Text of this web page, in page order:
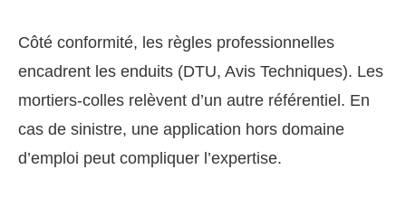
Côté conformité, les règles professionnelles
encadrent les enduits (DTU, Avis Techniques). Les
mortiers-colles relèvent d’un autre référentiel. En
cas de sinistre, une application hors domaine
d’emploi peut compliquer l’expertise.